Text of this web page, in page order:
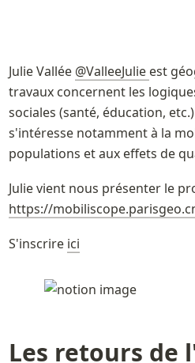
Julie Vallée @ValleeJulie est
travaux concernent les
sociales (santé, éducation,
s'intéresse notamment à la
populations et aux effets de
https://
S'inscrire ici
Les retours de